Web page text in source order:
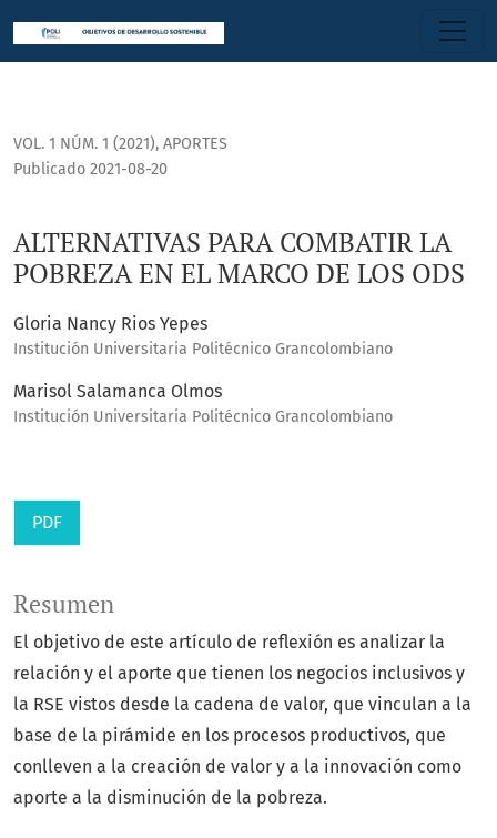
VOL. 1 NÚM. 1 (2021), APORTES
ALTERNATIVAS PARA COMBATIR LA
POBREZA EN EL MARCO DE LOS ODS
Publicado 2021-08-20
Gloria Nancy Rios Yepes
Institución Universitaria Politécnico Grancolombiano
Marisol Salamanca Olmos
Institución Universitaria Politécnico Grancolombiano
PDF
Resumen
El objetivo de este artículo de reflexión es analizar la
relación y el aporte que tienen los negocios inclusivos y
la RSE vistos desde la cadena de valor, que vinculan a la
base de la pirámide en los procesos productivos, que
conlleven a la creación de valor y a la innovación como
aporte a la disminución de la pobreza.